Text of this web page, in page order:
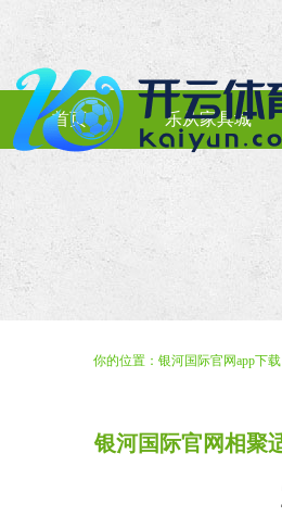
首页 乐从家具城
你的位置： 银河国际官网app下
银河国际官网相聚